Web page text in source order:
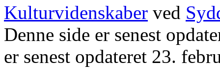
Kulturvidenskaber ved
Denne side er senest
er senest opdateret 23.